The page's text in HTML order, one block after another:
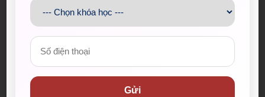
IELTS Writing Task 1
yêu cầu thí sinh mô tả, phân tích
và so sánh số liệu từ biểu đồ, bảng, sơ đồ hoặc quy trình
trong khoảng 150 từ. Đây là phần kiểm tra khả năng
trình bày thông tin một cách rõ ràng, logic và chính xác
bằng tiếng Anh học thuật.
Gửi